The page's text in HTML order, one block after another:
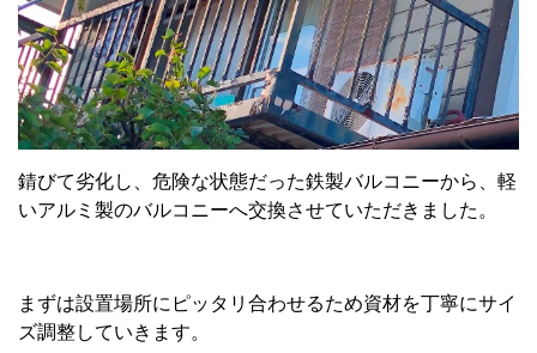
錆びて劣化し、危険な状態だった鉄製バルコニーから、軽
いアルミ製のバルコニーへ交換させていただきました。
まずは設置場所にピッタリ合わせるため資材を丁寧にサイ
ズ調整していきます。